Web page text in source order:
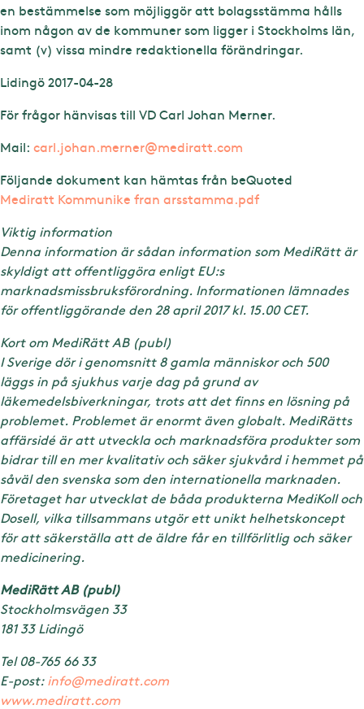
en bestämmelse som möjliggör att bolagsstämma hålls
inom någon av de kommuner som ligger i Stockholms län,
samt (v) vissa mindre redaktionella förändringar.
Lidingö 2017-04-28
För frågor hänvisas till VD Carl Johan Merner.
Mail: carl.johan.merner@mediratt.com
Följande dokument kan hämtas från beQuoted
Mediratt Kommunike fran arsstamma.pdf
Viktig information
Denna information är sådan information som MediRätt är
skyldigt att offentliggöra enligt EU:s
marknadsmissbruksförordning. Informationen lämnades
för offentliggörande den 28 april 2017 kl. 15.00 CET.
Kort om MediRätt AB (publ)
I Sverige dör i genomsnitt 8 gamla människor och 500
läggs in på sjukhus varje dag på grund av
läkemedelsbiverkningar, trots att det finns en lösning på
problemet. Problemet är enormt även globalt. MediRätts
affärsidé är att utveckla och marknadsföra produkter som
bidrar till en mer kvalitativ och säker sjukvård i hemmet på
såväl den svenska som den internationella marknaden.
Företaget har utvecklat de båda produkterna MediKoll och
Dosell, vilka tillsammans utgör ett unikt helhetskoncept
för att säkerställa att de äldre får en tillförlitlig och säker
medicinering.
MediRätt AB (publ)
Stockholmsvägen 33
181 33 Lidingö
Tel 08-765 66 33
E-post:info@mediratt.com
www.mediratt.com